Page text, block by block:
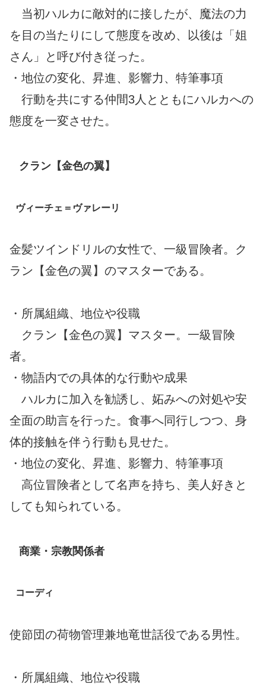
当初ハルカに敵対的に接したが、魔法の力
を目の当たりにして態度を改め、以後は「姐
さん」と呼び付き従った。
・地位の変化、昇進、影響力、特筆事項
行動を共にする仲間3人とともにハルカへの
態度を一変させた。
クラン【金色の翼】
ヴィーチェ＝ヴァレーリ
金髪ツインドリルの女性で、一級冒険者。ク
ラン【金色の翼】のマスターである。
・所属組織、地位や役職
クラン【金色の翼】マスター。一級冒険
者。
・物語内での具体的な行動や成果
ハルカに加入を勧誘し、妬みへの対処や安
全面の助言を行った。食事へ同行しつつ、身
体的接触を伴う行動も見せた。
・地位の変化、昇進、影響力、特筆事項
高位冒険者として名声を持ち、美人好きと
しても知られている。
商業・宗教関係者
コーディ
使節団の荷物管理兼地竜世話役である男性。
・所属組織、地位や役職